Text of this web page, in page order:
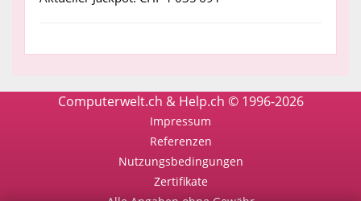
Computerwelt.ch & Help.ch © 1996-2026
Impressum
Referenzen
Nutzungsbedingungen
Zertifikate